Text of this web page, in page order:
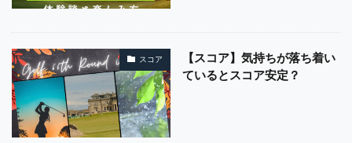
スコア
【スコア】気持ちが落ち着い
ているとスコア安定？